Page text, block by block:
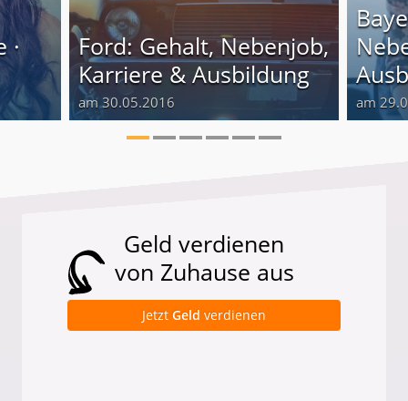
·
Ford: Gehalt, Nebenjob,
Karriere & Ausbildung
am 30.05.2016 am
Geld verdienen
von Zuhause aus
Jetzt Geld verdienen